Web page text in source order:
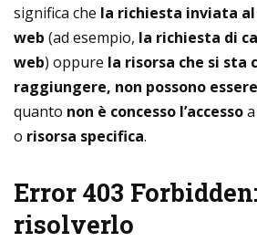
significa che la richiesta inviata
web (ad esempio, la richiesta di
web) oppure la risorsa che si sta
raggiungere, non possono
quanto non è concesso l’accesso
o risorsa specifica.
Error 403
risolverlo